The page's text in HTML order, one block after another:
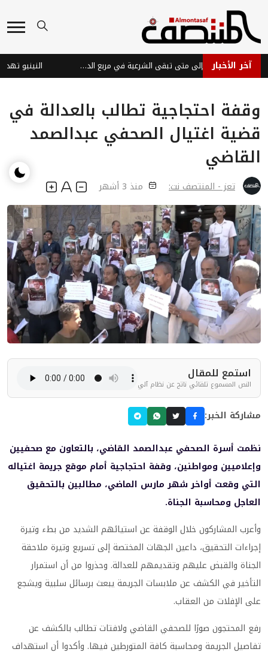
آخر الأخبار المعركة المؤجلة... إلى متى تبقى الشرعية في مربع الدفاع؟
وقفة احتجاجية تطالب بالعدالة في
قضية اغتيال الصحفي عبدالصمد
القاضي
تعز - المنتصف نت: منذ 3 أشهر
استمع للمقال
النص المسموع تلقائي ناتج عن نظام آلي
مشاركة الخبر:
نظمت أسرة الصحفي عبدالصمد القاضي، بالتعاون مع صحفيين
وإعلاميين ومواطنين، وقفة احتجاجية أمام موقع جريمة اغتياله
التي وقعت أواخر شهر مارس الماضي، مطالبين بالتحقيق
العاجل ومحاسبة الجناة.
وأعرب المشاركون خلال الوقفة عن استيائهم الشديد من بطء وتيرة
إجراءات التحقيق، داعين الجهات المختصة إلى تسريع وتيرة ملاحقة
الجناة والقبض عليهم وتقديمهم للعدالة. وحذروا من أن استمرار
التأخير في الكشف عن ملابسات الجريمة يبعث برسائل سلبية ويشجع
على الإفلات من العقاب.
رفع المحتجون صورًا للصحفي القاضي ولافتات تطالب بالكشف عن
تفاصيل الجريمة ومحاسبة كافة المتورطين فيها. وأكدوا أن استهداف